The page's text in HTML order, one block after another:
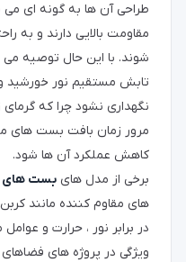
طراحی آن ها به گونه ای
مقاومت بالایی دارند و به
شوند. با این حال توصیه
تابش مستقیم نور خورشید
نگهداری نشود چرا که
مرور زمان بافت بست های
کاهش عملکرد آن ها شود.
برخی از مدل های بست های
های مقاوم کننده مانند
در برابر نور ، حرارت و
ویژگی در پروژه های فضاهای